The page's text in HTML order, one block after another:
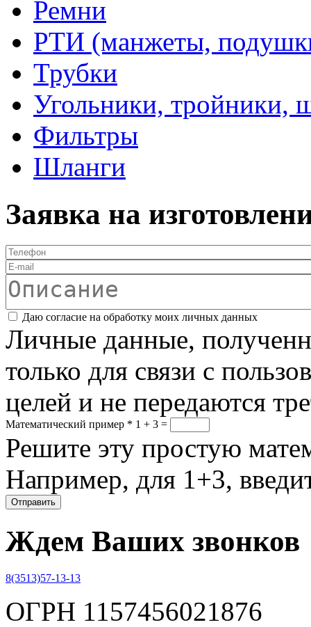
Ремни
РТИ (манжеты,
Трубки
Угольники, тройники,
Фильтры
Шланги
Заявка на
Телефон
E-mail
Описание
Соглашение*
Даю согласие на обработку моих личных данных
Личные данные,
только для связи с
целей и не передаются
Математический пример * 1 + 3 =
Решите эту простую
Например, для 1+3,
Ждем Ваших звонков
8(3513)57-13-13
ОГРН 1157456021876